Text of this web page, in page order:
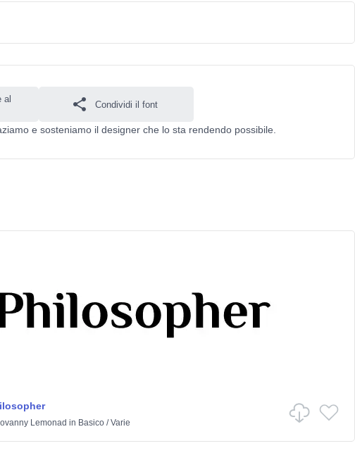
al
Condividi il font
e sosteniamo il designer che lo sta rendendo possibile.
Lemonad in Basico/Varie